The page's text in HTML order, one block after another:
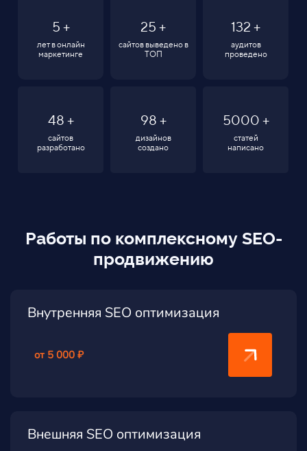
5 +
лет в онлайн
маркетинге
25 +
сайтов выведено в
ТОП
132 +
аудитов
проведено
48 +
сайтов
разработано
98 +
дизайнов
создано
5000 +
статей
написано
Работы по комплексному SEO-
продвижению
Внутренняя SEO оптимизация
от 5 000 ₽
Внешняя SEO оптимизация